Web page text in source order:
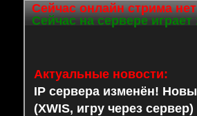
Сейчас онлайн стрима
Сейчас на сервере
Актуальные новости:
IP сервера изменён!
(XWIS, игру через сервер)